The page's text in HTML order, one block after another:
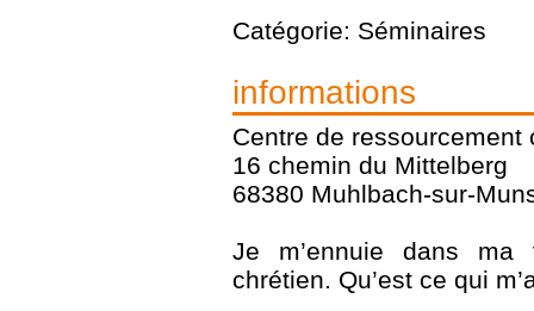
Catégorie: Séminaires
informations
Centre de ressourcement
16 chemin du Mittelberg
68380 Muhlbach-sur-
Je m’ennuie dans
chrétien. Qu’est ce qui